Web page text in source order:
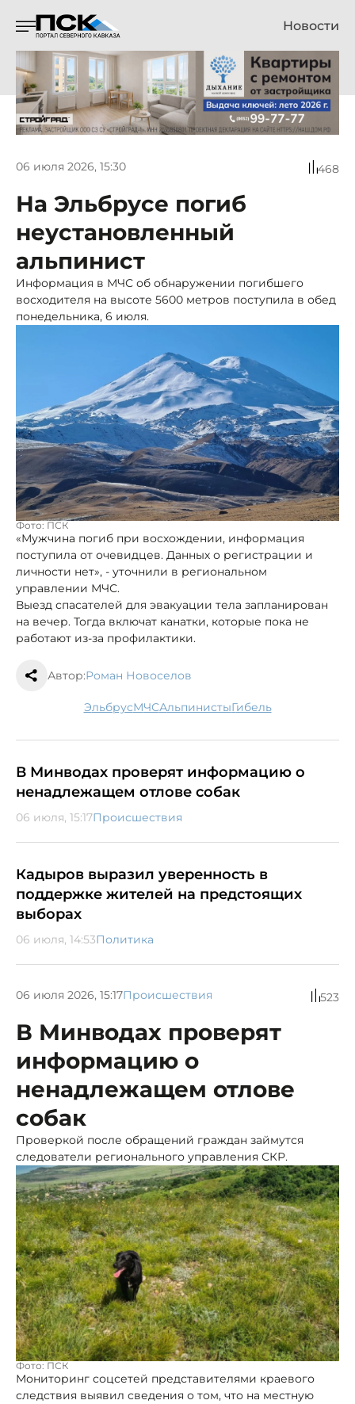
Новости
06 июля 2026, 15:30 468
На Эльбрусе погиб
неустановленный
альпинист
Информация в МЧС об обнаружении погибшего
восходителя на высоте 5600 метров поступила в обед
понедельника, 6 июля.
Фото: ПСК
«Мужчина погиб при восхождении, информация
поступила от очевидцев. Данных о регистрации и
личности нет», - уточнили в региональном
управлении МЧС.
Выезд спасателей для эвакуации тела запланирован
на вечер. Тогда включат канатки, которые пока не
работают из-за профилактики.
Автор:Роман Новоселов
Эльбрус МЧС альпинисты гибель
В Минводах проверят информацию о
ненадлежащем отлове собак
06 июля, 15:17Происшествия
Кадыров выразил уверенность в
поддержке жителей на предстоящих
выборах
06 июля, 14:53Политика
06 июля 2026, 15:17Происшествия 523
В Минводах проверят
информацию о
ненадлежащем отлове
собак
Проверкой после обращений граждан займутся
следователи регионального управления СКР.
Фото: ПСК
Мониторинг соцсетей представителями краевого
следствия выявил сведения о том, что на местную